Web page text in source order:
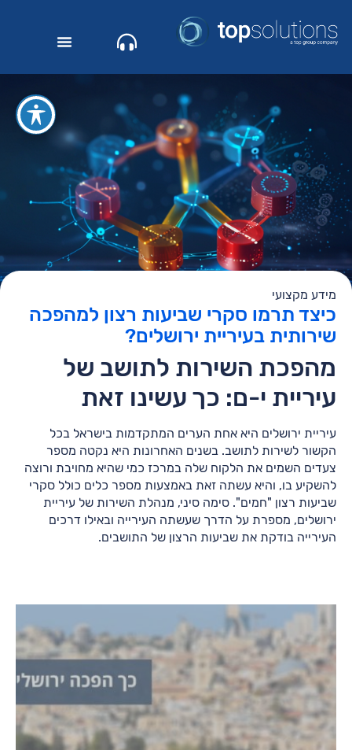
מידע מקצועי
כיצד תרמו סקרי שביעות רצון למהפכה
שירותית בעיריית ירושלים?
מהפכת השירות לתושב של
עיריית י-ם: כך עשינו זאת
עיריית ירושלים היא אחת הערים המתקדמות בישראל בכל
הקשור לשירות לתושב. בשנים האחרונות היא נקטה מספר
צעדים השמים את הלקוח שלה במרכז כמי שהיא מחויבת ורוצה
להשקיע בו, והיא עשתה זאת באמצעות מספר כלים כולל סקרי
שביעות רצון "חמים". סימה סיני, מנהלת השירות של עיריית
ירושלים, מספרת על הדרך שעשתה העירייה ובאילו דרכים
העירייה בודקת את שביעות הרצון של התושבים.